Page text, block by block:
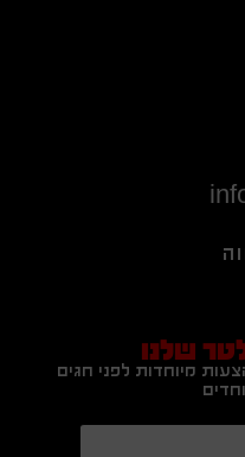
שלנו
מיוחדות לפני חגים